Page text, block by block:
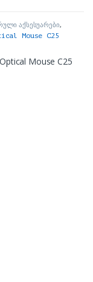
აქსესუარები,
Mouse C25